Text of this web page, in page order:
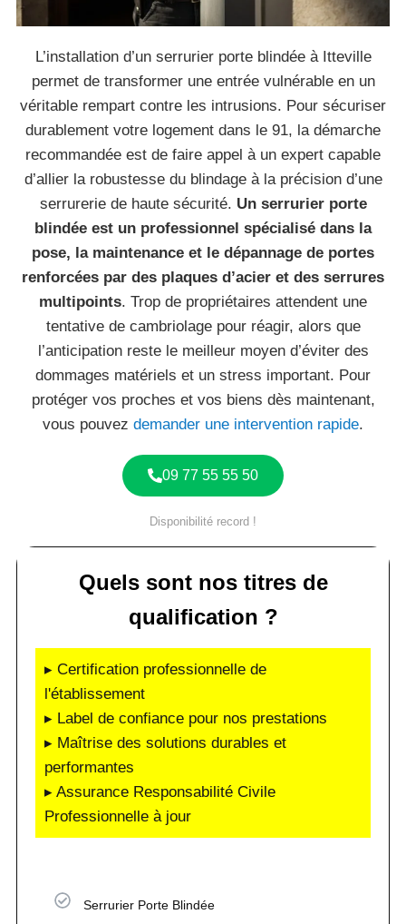
L’installation d’un serrurier porte blindée à Itteville
permet de transformer une entrée vulnérable en un
véritable rempart contre les intrusions. Pour sécuriser
durablement votre logement dans le 91, la démarche
recommandée est de faire appel à un expert capable
d’allier la robustesse du blindage à la précision d’une
serrurerie de haute sécurité. Un serrurier porte
blindée est un professionnel spécialisé dans la
pose, la maintenance et le dépannage de portes
renforcées par des plaques d’acier et des serrures
multipoints. Trop de propriétaires attendent une
tentative de cambriolage pour réagir, alors que
l’anticipation reste le meilleur moyen d’éviter des
dommages matériels et un stress important. Pour
protéger vos proches et vos biens dès maintenant,
vous pouvez demander une intervention rapide.
09 77 55 55 50
Disponibilité record !
Quels sont nos titres de
qualification ?
▸ Certification professionnelle de
l'établissement
▸ Label de confiance pour nos prestations
▸ Maîtrise des solutions durables et
performantes
▸ Assurance Responsabilité Civile
Professionnelle à jour
Serrurier Porte Blindée